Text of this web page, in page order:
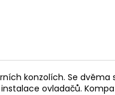
konzolích. Se
ovladačů.